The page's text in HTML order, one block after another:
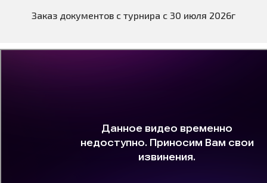
Заказ документов с турнира с 30 июля 2026г